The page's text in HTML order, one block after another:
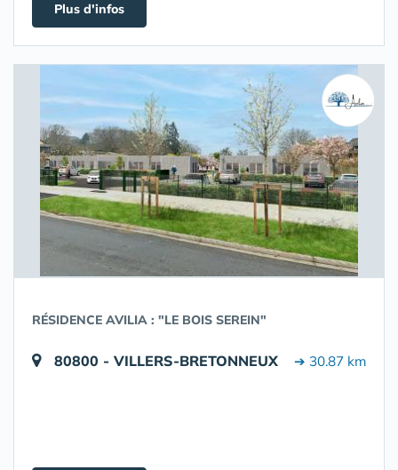
Plus d'infos
RÉSIDENCE AVILIA : "LE BOIS SEREIN"
80800 - VILLERS-BRETONNEUX ➔ 30.87 km